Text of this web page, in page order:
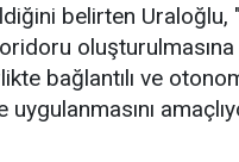
belirten Uraloğlu,
bağlantılı ve
uygulanmasını